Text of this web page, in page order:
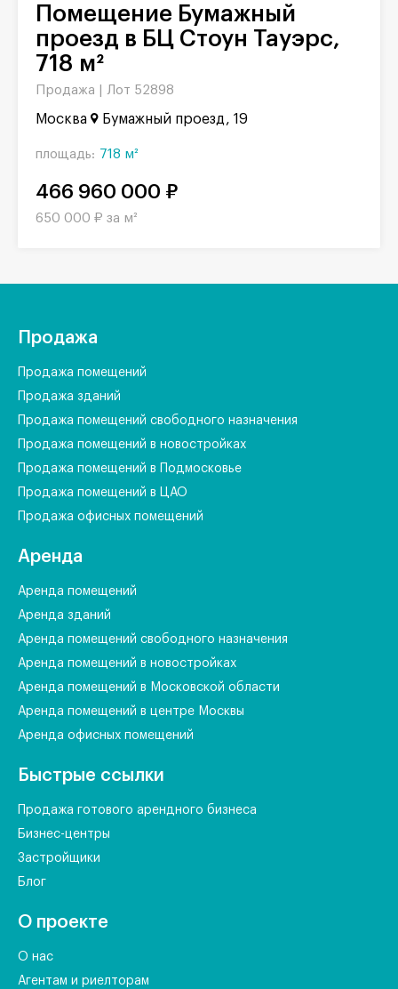
Помещение Бумажный
проезд в БЦ Стоун Тауэрс,
718 м²
Продажа | Лот 52898
Москва Бумажный проезд, 19
площадь: 718 м²
466 960 000 ₽
650 000 ₽ за м²
Продажа
Продажа помещений
Продажа зданий
Продажа помещений свободного назначения
Продажа помещений в новостройках
Продажа помещений в Подмосковье
Продажа помещений в ЦАО
Продажа офисных помещений
Аренда
Аренда помещений
Аренда зданий
Аренда помещений свободного назначения
Аренда помещений в новостройках
Аренда помещений в Московской области
Аренда помещений в центре Москвы
Аренда офисных помещений
Быстрые ссылки
Продажа готового арендного бизнеса
Бизнес-центры
Застройщики
Блог
О проекте
О нас
Агентам и риелторам